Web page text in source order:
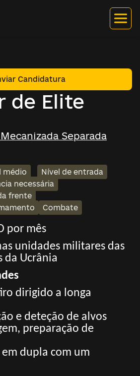
de Elite
Candidatura
Mecanizada Separada
médio
Nível de entrada
necessária
frente
Combate
por mês
unidades militares das
da Ucrânia
dirigido a longa
e deteção de alvos
preparação de
dupla com um